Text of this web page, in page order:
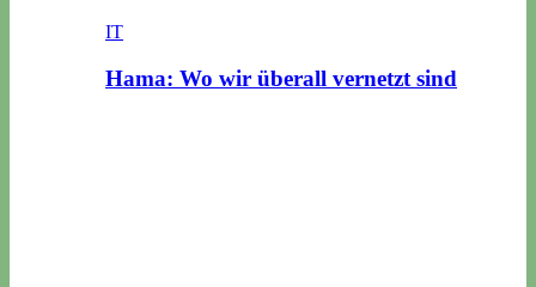
IT
Hama: Wo wir überall vernetzt sind